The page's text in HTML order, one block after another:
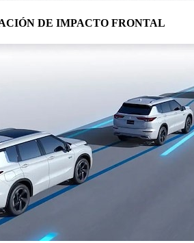
DE IMPACTO FRONTAL